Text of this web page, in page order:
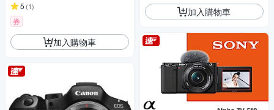
5 (1)
券
加入購物車
加入購物車